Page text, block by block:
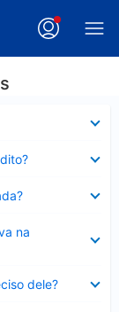
na
dele?